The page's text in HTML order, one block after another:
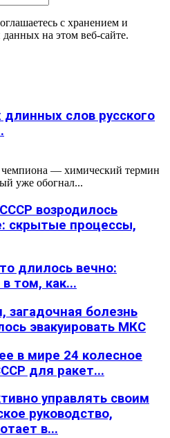
с хранением и
на этом веб-сайте.
слов русского
чемпиона — химический термин
уже обогнал...
возродилось
скрытые процессы,
длилось вечно:
том, как...
загадочная болезнь
эвакуировать МКС
в мире 24 колесное
для ракет...
управлять своим
руководство,
в...